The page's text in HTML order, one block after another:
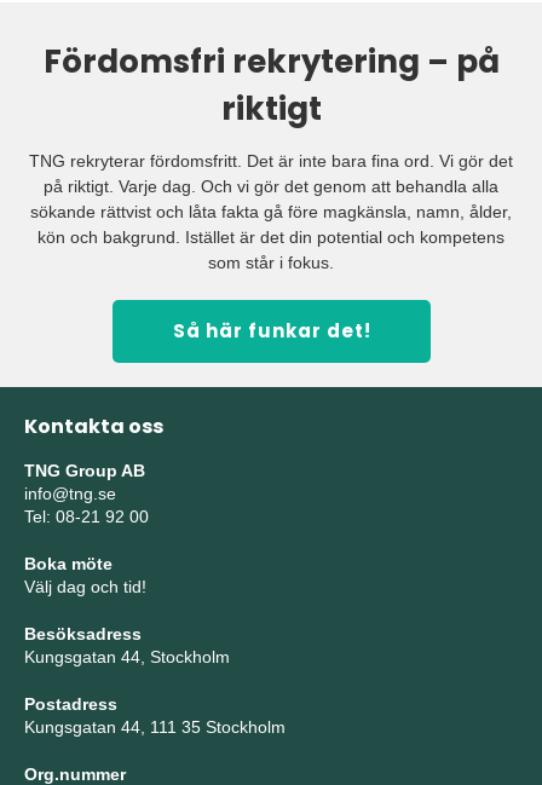
Fördomsfri rekrytering – på
riktigt
TNG rekryterar fördomsfritt. Det är inte bara fina ord. Vi gör det
på riktigt. Varje dag. Och vi gör det genom att behandla alla
sökande rättvist och låta fakta gå före magkänsla, namn, ålder,
kön och bakgrund. Istället är det din potential och kompetens
som står i fokus.
Så här funkar det!
Kontakta oss
TNG Group AB
info@tng.se
Tel: 08-21 92 00
Boka möte
Välj dag och tid!
Besöksadress
Kungsgatan 44, Stockholm
Postadress
Kungsgatan 44, 111 35 Stockholm
Org.nummer